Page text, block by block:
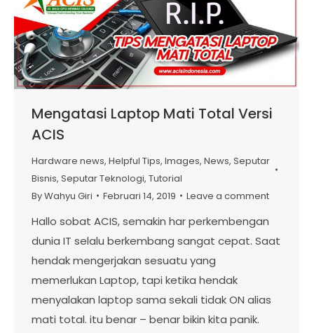
Mengatasi Laptop Mati Total Versi
ACIS
Hardware news, Helpful Tips, Images, News, Seputar
Bisnis, Seputar Teknologi, Tutorial
ByWahyu Giri Februari 14, 2019 Leave a comment
Hallo sobat ACIS, semakin har perkembengan
dunia IT selalu berkembang sangat cepat. Saat
hendak mengerjakan sesuatu yang
memerlukan Laptop, tapi ketika hendak
menyalakan laptop sama sekali tidak ON alias
mati total. itu benar – benar bikin kita panik.